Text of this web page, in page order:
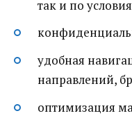
так и по
удобная
направлений,
оптимизация